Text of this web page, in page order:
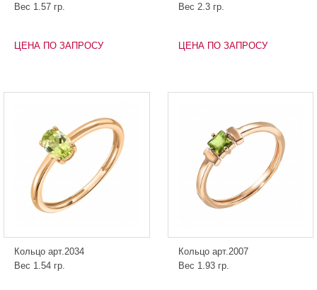
Вес 1.57 гр.
ЦЕНА ПО ЗАПРОСУ
Вес 2.3 гр.
ЦЕНА ПО ЗАПРОСУ
Кольцо арт.2034
Вес 1.54 гр.
Кольцо арт.2007
Вес 1.93 гр.